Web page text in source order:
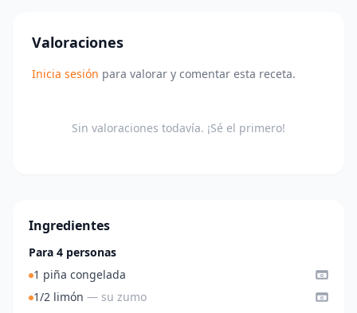
Valoraciones
Inicia sesión para valorar y comentar esta receta.
Sin valoraciones todavía. ¡Sé el primero!
Ingredientes
Para 4 personas
1 piña congelada
1/2 limón — su zumo